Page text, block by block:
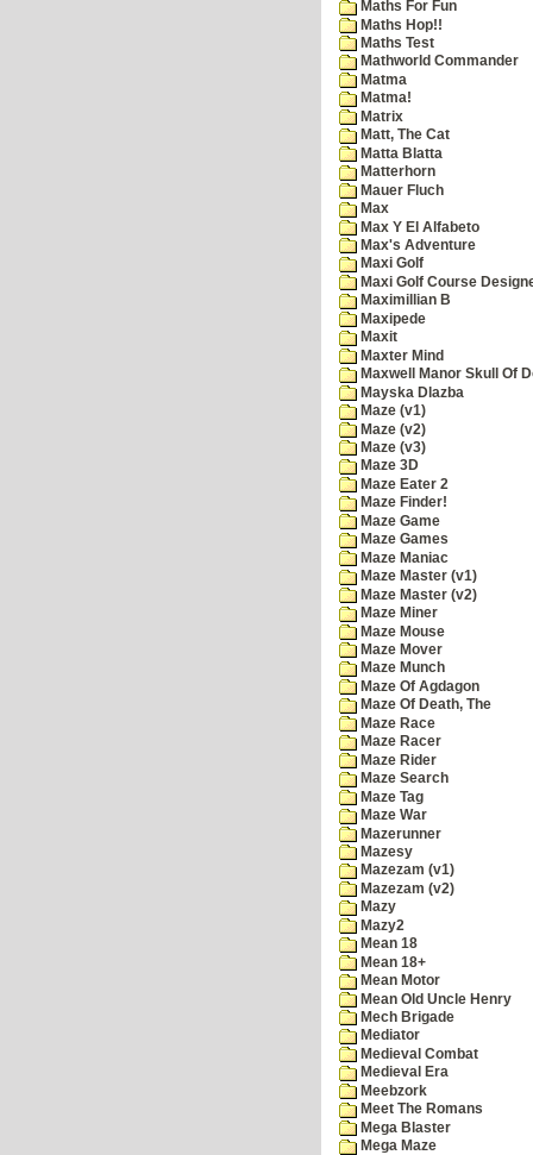
Maths For Fun
Maths Hop!!
Maths Test
Mathworld Commander
Matma
Matma!
Matrix
Matt, The Cat
Matta Blatta
Matterhorn
Mauer Fluch
Max
Max Y El Alfabeto
Max's Adventure
Maxi Golf
Maxi Golf Course
Maximillian B
Maxipede
Maxit
Maxter Mind
Maxwell Manor Skull Of
Mayska Dlazba
Maze (v1)
Maze (v2)
Maze (v3)
Maze 3D
Maze Eater 2
Maze Finder!
Maze Game
Maze Games
Maze Maniac
Maze Master (v1)
Maze Master (v2)
Maze Miner
Maze Mouse
Maze Mover
Maze Munch
Maze Of Agdagon
Maze Of Death, The
Maze Race
Maze Racer
Maze Rider
Maze Search
Maze Tag
Maze War
Mazerunner
Mazesy
Mazezam (v1)
Mazezam (v2)
Mazy
Mazy2
Mean 18
Mean 18+
Mean Motor
Mean Old Uncle Henry
Mech Brigade
Mediator
Medieval Combat
Medieval Era
Meebzork
Meet The Romans
Mega Blaster
Mega Maze